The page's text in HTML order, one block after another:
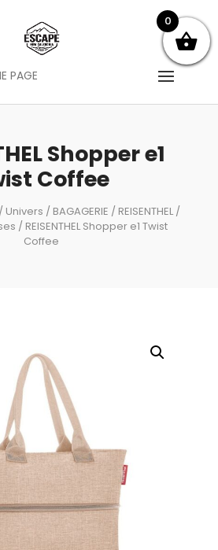
PAGE
Shopper e1
Coffee
/ Univers / BAGAGERIE / REISENTHEL/
/ REISENTHEL Shopper e1 Twist
Coffee
0